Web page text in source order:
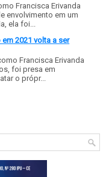
Francisca Erivanda
envolvimento em um
ela foi...
2021 volta a ser
Francisca Erivanda
foi presa em
o própr...